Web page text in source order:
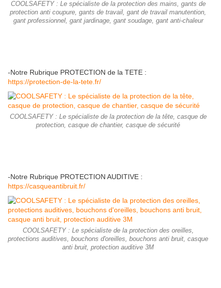
COOLSAFETY : Le spécialiste de la protection des mains, gants de
protection anti coupure, gants de travail, gant de travail manutention,
gant professionnel, gant jardinage, gant soudage, gant anti-chaleur
-Notre Rubrique PROTECTION de la TETE :
https://protection-de-la-tete.fr/
COOLSAFETY : Le spécialiste de la protection de la tête, casque de
protection, casque de chantier, casque de sécurité
-Notre Rubrique PROTECTION AUDITIVE :
https://casqueantibruit.fr/
COOLSAFETY : Le spécialiste de la protection des oreilles,
protections auditives, bouchons d'oreilles, bouchons anti bruit, casque
anti bruit, protection auditive 3M